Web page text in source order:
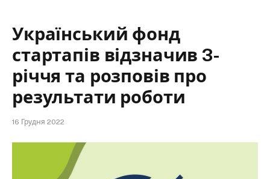
Український фонд
стартапів відзначив 3-
річчя та розповів про
результати роботи
16 Грудня 2022